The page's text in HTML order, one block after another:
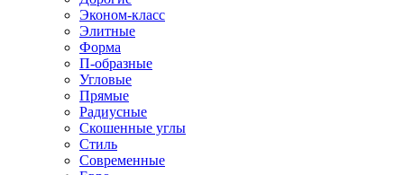
Эконом-класс
Элитные
Форма
П-образные
Угловые
Прямые
Радиусные
Скошенные углы
Стиль
Современные